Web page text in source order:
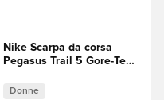
Nike Scarpa da corsa
Pegasus Trail 5 Gore-Tex -
Donne